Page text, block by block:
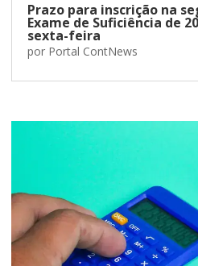
Prazo para inscrição na
Exame de Suficiência de
sexta-feira
por Portal ContNews